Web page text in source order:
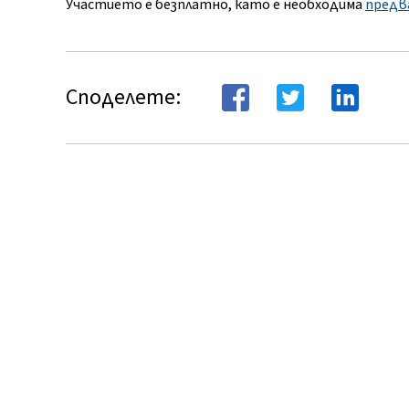
Участието е безплатно, като е необходима
Споделете: